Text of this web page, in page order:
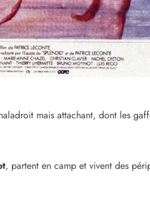
mais attachant, dont les
, partent en camp et vivent des